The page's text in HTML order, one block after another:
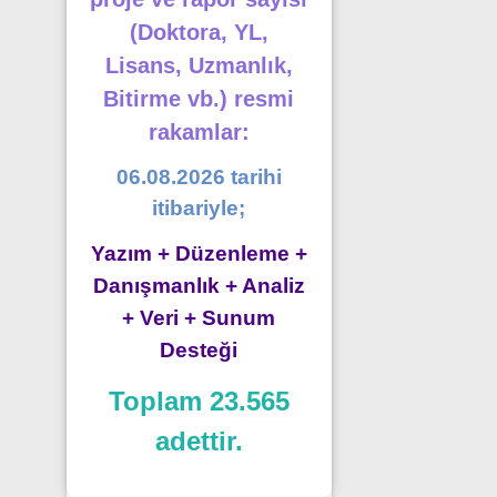
(Doktora, YL,
Lisans, Uzmanlık,
Bitirme vb.) resmi
rakamlar:
06.08.2026 tarihi
itibariyle;
Yazım + Düzenleme +
Danışmanlık + Analiz
+ Veri + Sunum
Desteği
Toplam 23.565
adettir.